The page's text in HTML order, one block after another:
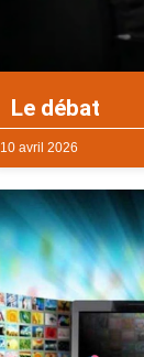
Le débat
10 avril 2026